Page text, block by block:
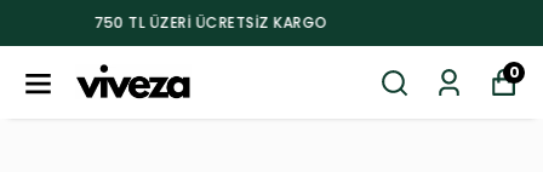
750 TL ÜZERI ÜCRETSIZ KARGO
0